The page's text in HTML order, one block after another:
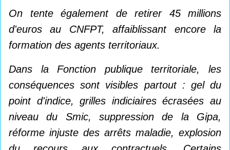
On tente également de retirer 45 millions
d'euros au CNFPT, affaiblissant encore la
formation des agents territoriaux.
Dans la Fonction publique territoriale, les
conséquences sont visibles partout : gel du
point d'indice, grilles indiciaires écrasées au
niveau du Smic, suppression de la Gipa,
réforme injuste des arrêts maladie, explosion